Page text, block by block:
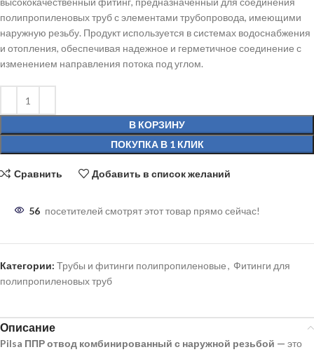
полипропиленовых труб с элементами трубопровода, имеющими
наружную резьбу. Продукт используется в системах водоснабжения
и отопления, обеспечивая надежное и герметичное соединение с
изменением направления потока под углом.
В КОРЗИНУ
ПОКУПКА В 1 КЛИК
Сравнить Добавить в список желаний
56 посетителей смотрят этот товар прямо сейчас!
Категории: Трубы и фитинги полипропиленовые, Фитинги для
полипропиленовых труб
Описание
Pilsa ППР отвод комбинированный с наружной резьбой — это